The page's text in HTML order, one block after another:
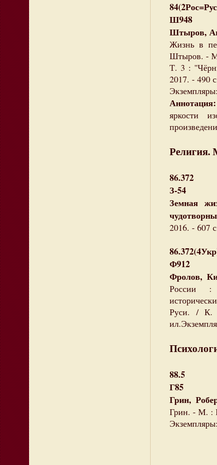
Ш948
Штыров,
Жизнь в
Штыров. -
Т. 3 :
2017. - 490
Аннотация:
яркости
Религия.
86.372
З-54
Земная
2016. - 607
Ф912
Фролов,
России :
Руси. / К.
88.5
Г85
Грин,
Грин. - М. :